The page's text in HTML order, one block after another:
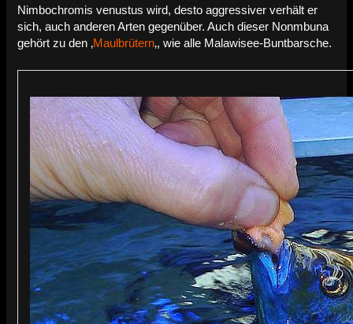
Nimbochromis venustus wird, desto aggressiver verhält er
sich, auch anderen Arten gegenüber. Auch dieser Nonmbuna
gehört zu den ‚Maulbrütern‚, wie alle Malawisee-Buntbarsche.